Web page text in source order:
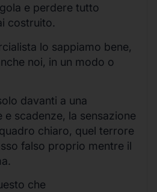
e perdere tutto
costruito.
lo sappiamo bene,
noi, in un modo o
davanti a una
scadenze, la sensazione
chiaro, quel terrore
falso proprio mentre il
che